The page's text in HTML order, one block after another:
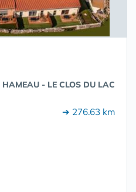
- LE CLOS DU LAC
➔ 276.63 km